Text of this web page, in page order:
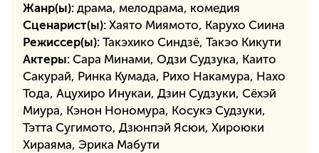
Жанр(ы): драма, мелодрама, комедия
Сценарист(ы): Хаято Миямото, Карухо Сиина
Режиссер(ы): Такэхико Синдзё, Такэо Кикути
Актеры: Сара Минами, Одзи Судзука, Каито
Сакурай, Ринка Кумада, Рихо Накамура, Нахо
Тода, Ацухиро Инукаи, Дзин Судзуки, Сёхэй
Миура, Кэнон Нономура, Косукэ Судзуки,
Тэтта Сугимото, Дзюнпэй Ясюи, Хироюки
Хираяма, Эрика Мабути